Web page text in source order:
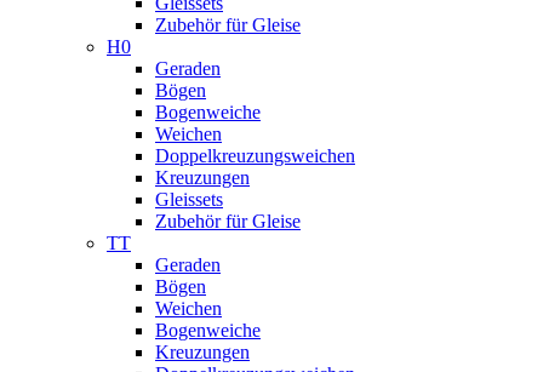
Zubehör für Gleise
H0
Geraden
Bögen
Bogenweiche
Weichen
Doppelkreuzungsweichen
Kreuzungen
Gleissets
Zubehör für Gleise
TT
Geraden
Bögen
Weichen
Bogenweiche
Kreuzungen